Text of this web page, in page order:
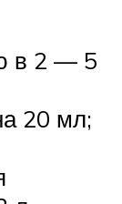
в 2 — 5
20 мл;